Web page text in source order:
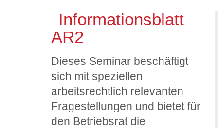
Informationsblatt
AR2
Dieses Seminar beschäftigt
sich mit speziellen
arbeitsrechtlich relevanten
Fragestellungen und bietet für
den Betriebsrat die